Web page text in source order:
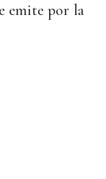
emite por la